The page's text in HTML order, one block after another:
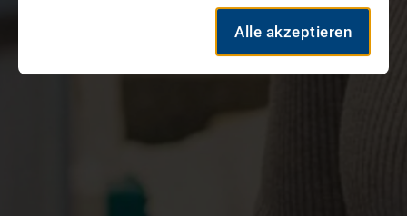
Alle akzeptieren